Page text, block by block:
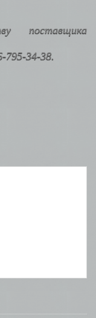
поставщика
795-34-38.